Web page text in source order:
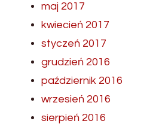
maj 2017
kwiecień 2017
styczeń 2017
grudzień 2016
październik 2016
wrzesień 2016
sierpień 2016